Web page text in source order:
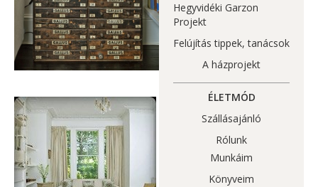
Hegyvidéki Garzon
Projekt
Felújítás tippek, tanácsok
A házprojekt
ÉLETMÓD
Szállásajánló
Rólunk
Munkáim
Könyveim